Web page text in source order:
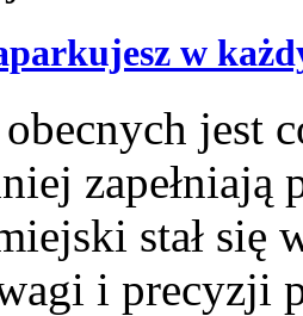
w
jest
zapełniają
stał się
i precyzji